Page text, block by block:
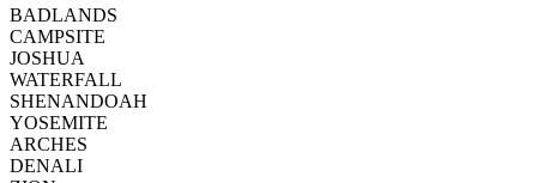
BADLANDS
CAMPSITE
JOSHUA
WATERFALL
SHENANDOAH
YOSEMITE
ARCHES
DENALI